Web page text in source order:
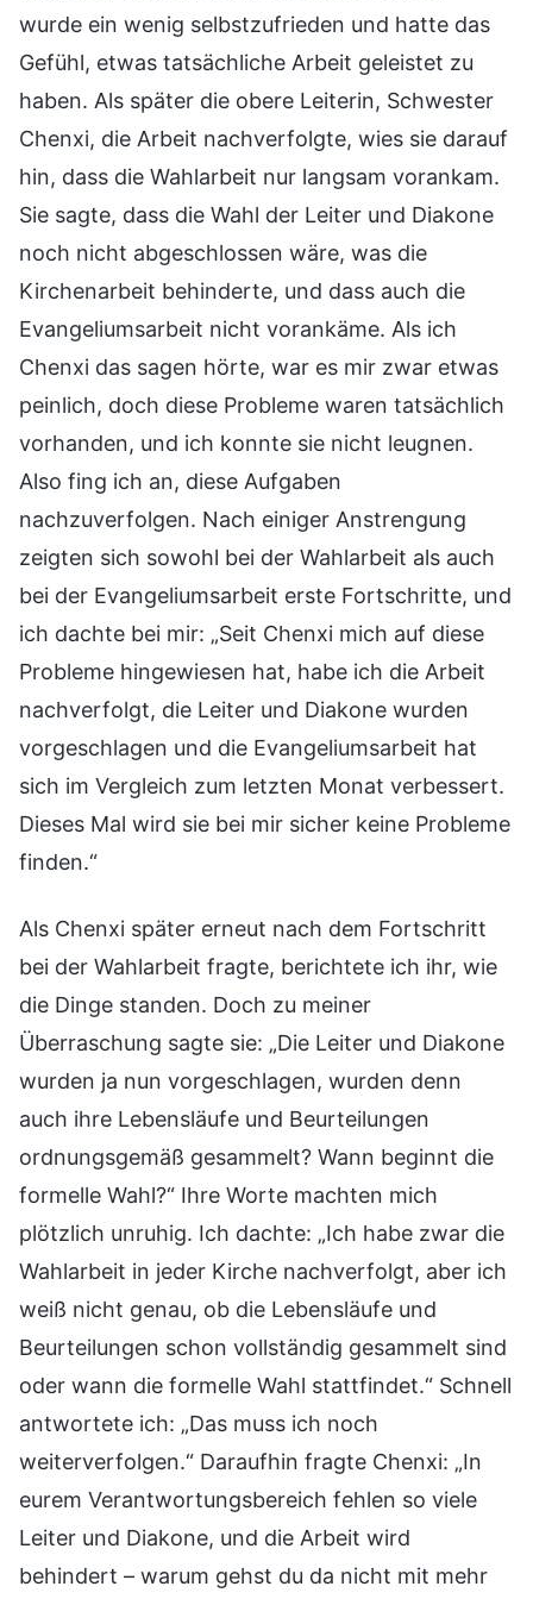
wurde ein wenig selbstzufrieden und hatte das
Gefühl, etwas tatsächliche Arbeit geleistet zu
haben. Als später die obere Leiterin, Schwester
Chenxi, die Arbeit nachverfolgte, wies sie darauf
hin, dass die Wahlarbeit nur langsam vorankam.
Sie sagte, dass die Wahl der Leiter und Diakone
noch nicht abgeschlossen wäre, was die
Kirchenarbeit behinderte, und dass auch die
Evangeliumsarbeit nicht vorankäme. Als ich
Chenxi das sagen hörte, war es mir zwar etwas
peinlich, doch diese Probleme waren tatsächlich
vorhanden, und ich konnte sie nicht leugnen.
Also fing ich an, diese Aufgaben
nachzuverfolgen. Nach einiger Anstrengung
zeigten sich sowohl bei der Wahlarbeit als auch
bei der Evangeliumsarbeit erste Fortschritte, und
ich dachte bei mir: „Seit Chenxi mich auf diese
Probleme hingewiesen hat, habe ich die Arbeit
nachverfolgt, die Leiter und Diakone wurden
vorgeschlagen und die Evangeliumsarbeit hat
sich im Vergleich zum letzten Monat verbessert.
Dieses Mal wird sie bei mir sicher keine Probleme
finden.“
Als Chenxi später erneut nach dem Fortschritt
bei der Wahlarbeit fragte, berichtete ich ihr, wie
die Dinge standen. Doch zu meiner
Überraschung sagte sie: „Die Leiter und Diakone
wurden ja nun vorgeschlagen, wurden denn
auch ihre Lebensläufe und Beurteilungen
ordnungsgemäß gesammelt? Wann beginnt die
formelle Wahl?“ Ihre Worte machten mich
plötzlich unruhig. Ich dachte: „Ich habe zwar die
Wahlarbeit in jeder Kirche nachverfolgt, aber ich
weiß nicht genau, ob die Lebensläufe und
Beurteilungen schon vollständig gesammelt sind
oder wann die formelle Wahl stattfindet.“ Schnell
antwortete ich: „Das muss ich noch
weiterverfolgen.“ Daraufhin fragte Chenxi: „In
eurem Verantwortungsbereich fehlen so viele
Leiter und Diakone, und die Arbeit wird
behindert – warum gehst du da nicht mit mehr